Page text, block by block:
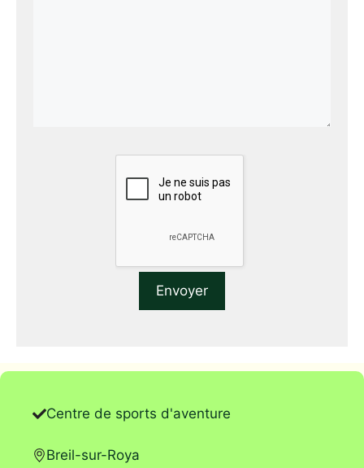
Centre de sports d'aventure
Breil-sur-Roya